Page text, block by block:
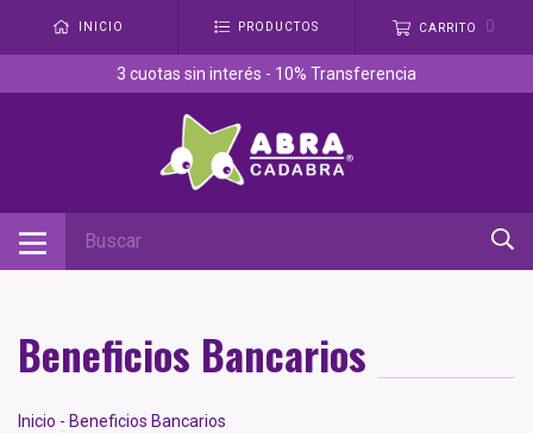
INICIO PRODUCTOS CARRITO 0
3 cuotas sin interés - 10% Transferencia
Beneficios Bancarios
Inicio - Beneficios Bancarios